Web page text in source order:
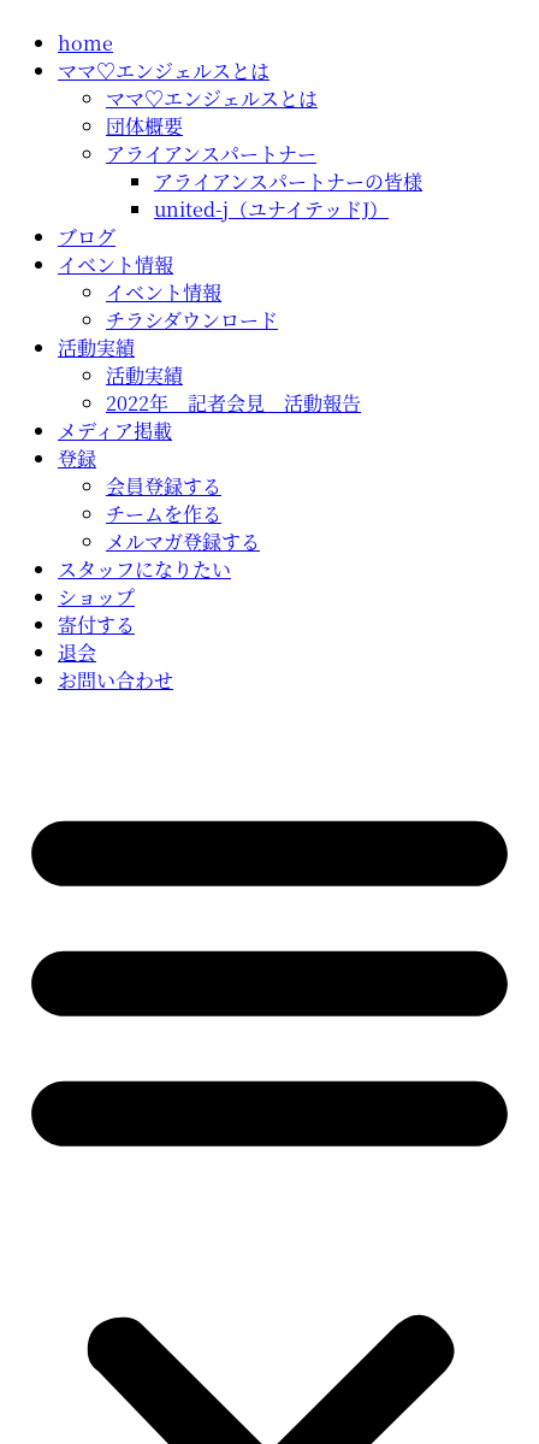
home
ママ♡エンジェルスとは
ママ♡エンジェルスとは
団体概要
アライアンスパートナー
アライアンスパートナーの皆様
united-j（ユナイテッドJ）
ブログ
イベント情報
イベント情報
チラシダウンロード
活動実績
活動実績
2022年 記者会見 活動報告
メディア掲載
登録
会員登録する
チームを作る
メルマガ登録する
スタッフになりたい
ショップ
寄付する
退会
お問い合わせ